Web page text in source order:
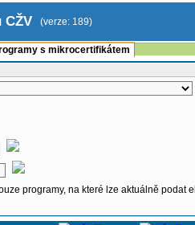
CŽV (verze: 189)
s mikrocertifikátem
programy, na které lze aktuálně podat